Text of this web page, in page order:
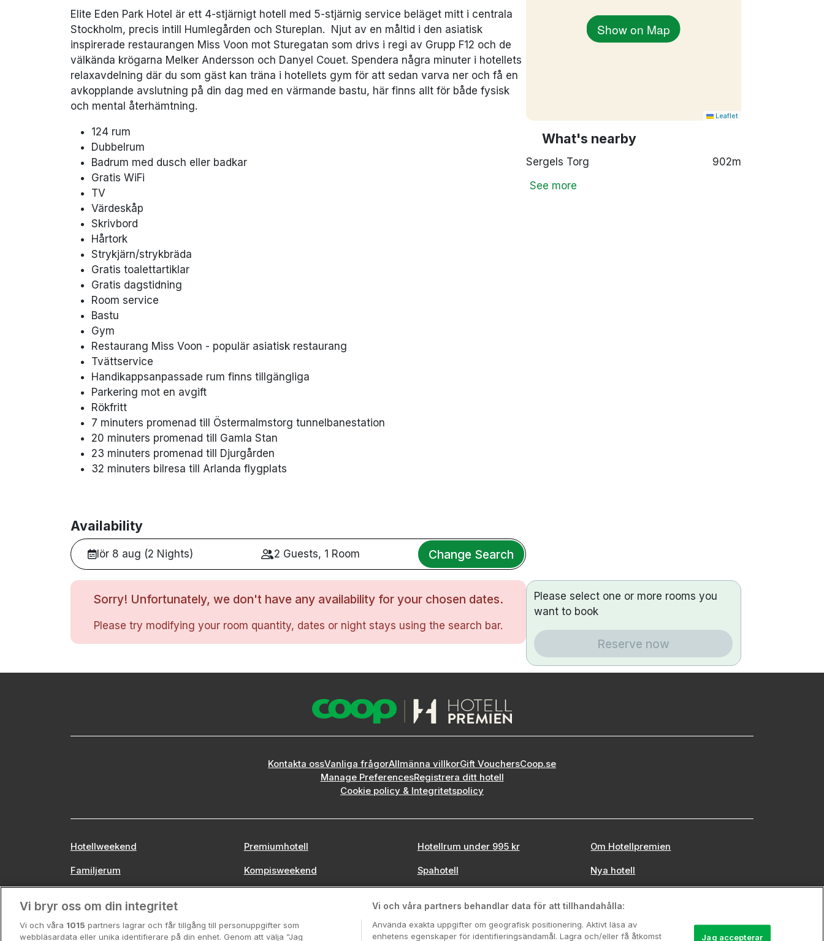
Elite Eden Park Hotel är ett 4-stjärnigt hotell med 5-stjärnig service beläget mitt i centrala
Stockholm, precis intill Humlegården och Stureplan. Njut av en måltid i den asiatisk
inspirerade restaurangen Miss Voon mot Sturegatan som drivs i regi av Grupp F12 och de
välkända krögarna Melker Andersson och Danyel Couet. Spendera några minuter i hotellets
relaxavdelning där du som gäst kan träna i hotellets gym för att sedan varva ner och få en
avkopplande avslutning på din dag med en värmande bastu, här finns allt för både fysisk
och mental återhämtning.
124 rum
Dubbelrum
Badrum med dusch eller badkar
Gratis WiFi
TV
Värdeskåp
Skrivbord
Hårtork
Strykjärn/strykbräda
Gratis toalettartiklar
Gratis dagstidning
Room service
Bastu
Gym
Restaurang Miss Voon - populär asiatisk restaurang
Tvättservice
Handikappsanpassade rum finns tillgängliga
Parkering mot en avgift
Rökfritt
7 minuters promenad till Östermalmstorg tunnelbanestation
20 minuters promenad till Gamla Stan
23 minuters promenad till Djurgården
32 minuters bilresa till Arlanda flygplats
Availability
lör 8 aug (2 Nights) 2 Guests, 1 Room Change Search
Sorry! Unfortunately, we don't have any availability for your chosen dates.
Please try modifying your room quantity, dates or night stays using the search bar.
Show on Map
Leaflet
What's nearby
Sergels Torg
902m
See more
Please select one or more rooms you
want to book
Reserve now
Kontakta ossVanliga frågorAllmänna villkorGift VouchersCoop.se
Manage PreferencesRegistrera ditt hotell
Cookie policy & Integritetspolicy
Hotellweekend
Familjerum
Premiumhotell
Kompisweekend
Hotellrum under 995 kr
Spahotell
Om Hotellpremien
Nya hotell
Vi bryr oss om din integritet
Vi och våra 1015 partners lagrar och får tillgång till personuppgifter som
webbläsardata eller unika identifierare på din enhet. Genom att välja ”Jag
Vi och våra partners behandlar data för att tillhandahålla:
Använda exakta uppgifter om geografisk positionering. Aktivt läsa av
enhetens egenskaper för identifieringsändamål. Lagra och/eller få åtkomst
Jag accepterar